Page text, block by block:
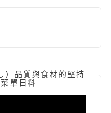
品質與食材的堅持
單日料